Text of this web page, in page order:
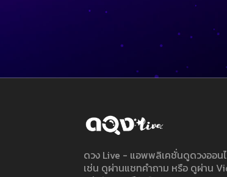
ดวง Live - แอพพลิเคชั่นดูดวงออน
เช่น ดูผ่านแชทคำถาม หรือ ดูผ่าน